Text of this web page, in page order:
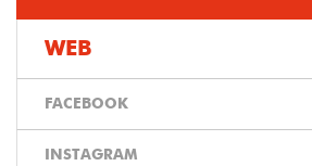
WEB
FACEBOOK
INSTAGRAM